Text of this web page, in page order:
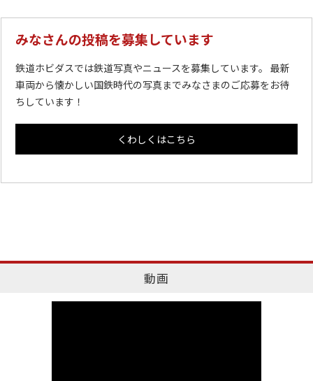
みなさんの投稿を募集しています
鉄道ホビダスでは鉄道写真やニュースを募集しています。 最新
車両から懐かしい国鉄時代の写真までみなさまのご応募をお待
ちしています！
くわしくはこちら
動画